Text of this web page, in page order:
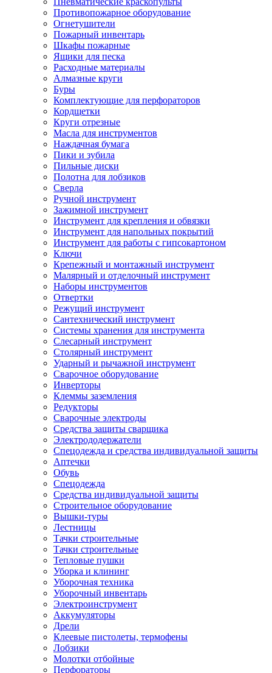
Противопожарное оборудование
Огнетушители
Пожарный инвентарь
Шкафы пожарные
Ящики для песка
Расходные материалы
Алмазные круги
Буры
Комплектующие для перфораторов
Кордщетки
Круги отрезные
Масла для инструментов
Наждачная бумага
Пики и зубила
Пильные диски
Полотна для лобзиков
Сверла
Ручной инструмент
Зажимной инструмент
Инструмент для крепления и обвязки
Инструмент для напольных покрытий
Инструмент для работы с гипсокартоном
Ключи
Крепежный и монтажный инструмент
Малярный и отделочный инструмент
Наборы инструментов
Отвертки
Режущий инструмент
Сантехнический инструмент
Системы хранения для инструмента
Слесарный инструмент
Столярный инструмент
Ударный и рычажной инструмент
Сварочное оборудование
Инверторы
Клеммы заземления
Редукторы
Сварочные электроды
Средства защиты сварщика
Электрододержатели
Спецодежда и средства индивидуальной защиты
Аптечки
Обувь
Спецодежда
Средства индивидуальной защиты
Строительное оборудование
Вышки-туры
Лестницы
Тачки строительные
Тачки строительные
Тепловые пушки
Уборка и клининг
Уборочная техника
Уборочный инвентарь
Электроинструмент
Аккумуляторы
Дрели
Клеевые пистолеты, термофены
Лобзики
Молотки отбойные
Перфораторы